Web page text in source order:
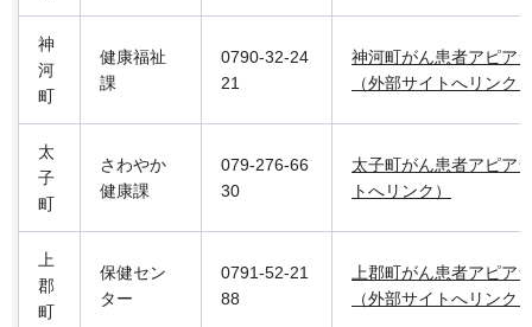
神
河
町
健康福祉
課
0790-32-24
21
神河町がん患者アピア
（外部サイトへリンク
太
子
町
さわやか
健康課
079-276-66
30
太子町がん患者アピア
トへリンク）
上
郡
町
保健セン
ター
0791-52-21
88
上郡町がん患者アピア
（外部サイトへリンク